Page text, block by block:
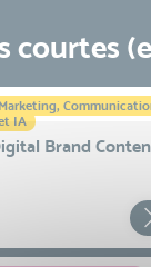
courtes
Marketing,
IA
Brand